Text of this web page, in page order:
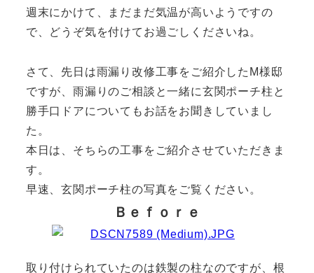
週末にかけて、まだまだ気温が高いようですの
で、どうぞ気を付けてお過ごしくださいね。
さて、先日は雨漏り改修工事をご紹介したM様邸
ですが、雨漏りのご相談と一緒に玄関ポーチ柱と
勝手口ドアについてもお話をお聞きしていまし
た。
本日は、そちらの工事をご紹介させていただきま
す。
早速、玄関ポーチ柱の写真をご覧ください。
Ｂｅｆｏｒｅ
取り付けられていたのは鉄製の柱なのですが、根